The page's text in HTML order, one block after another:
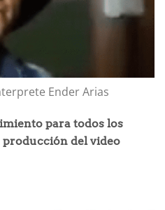
Ender Arias
para todos los
del video